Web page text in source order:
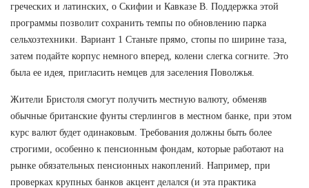
греческих и латинских, о Скифии и Кавказе В. Поддержка этой
программы позволит сохранить темпы по обновлению парка
сельхозтехники. Вариант 1 Станьте прямо, стопы по ширине таза,
затем подайте корпус немного вперед, колени слегка согните. Это
была ее идея, пригласить немцев для заселения Поволжья.
Жители Бристоля смогут получить местную валюту, обменяв
обычные британские фунты стерлингов в местном банке, при этом
курс валют будет одинаковым. Требования должны быть более
строгими, особенно к пенсионным фондам, которые работают на
рынке обязательных пенсионных накоплений. Например, при
проверках крупных банков акцент делался (и эта практика